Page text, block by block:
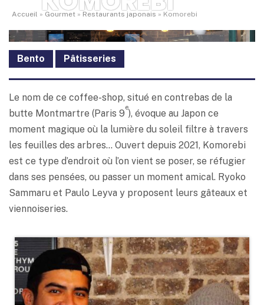
Accueil » Gourmet » Restaurants japonais » Komorebi
Bento Pâtisseries
Le nom de ce coffee-shop, situé en contrebas de la
butte Montmartre (Paris 9
e
), évoque au Japon ce
moment magique où la lumière du soleil filtre à travers
les feuilles des arbres… Ouvert depuis 2021, Komorebi
est ce type d’endroit où l’on vient se poser, se réfugier
dans ses pensées, ou passer un moment amical. Ryoko
Sammaru et Paulo Leyva y proposent leurs gâteaux et
viennoiseries.